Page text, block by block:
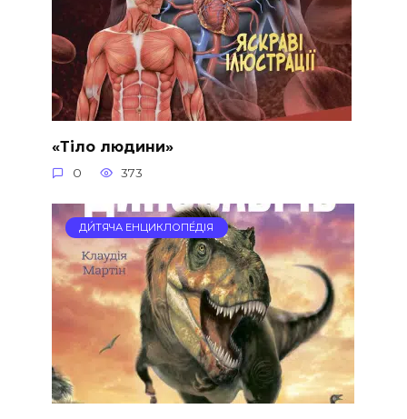
«Тіло людини»
0 373
ДИ́ТЯЧА ЕНЦИКЛОПЕ́ДІЯ